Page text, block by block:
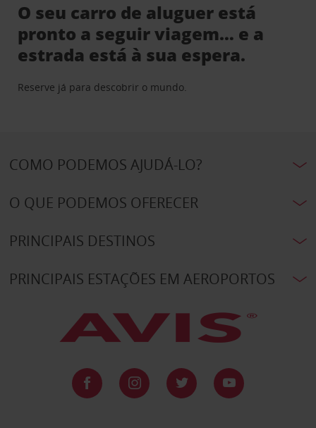
O seu carro de aluguer está
pronto a seguir viagem… e a
estrada está à sua espera.
Reserve já para descobrir o mundo.
COMO PODEMOS AJUDÁ-LO?
O QUE PODEMOS OFERECER
PRINCIPAIS DESTINOS
PRINCIPAIS ESTAÇÕES EM AEROPORTOS